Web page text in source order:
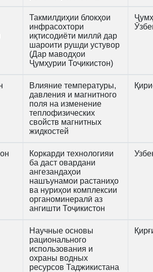
Такмилдиҳии блокҳои
инфрасохтори
иқтисодиёти миллӣ дар
шароити рушди устувор
(Дар маводҳои
Ҷумҳурии Тоҷикистон)
Влияние температуры,
давления и магнитного
поля на изменение
теплофизических
свойств магнитных
жидкостей
Коркарди технологияи
ба даст овардани
ангезандаҳои
нашъунамои растаниҳо
ва нуриҳои комплексии
органоминералӣ аз
ангишти Тоҷикистон
Научные основы
рационального
использования и
охраны водных
ресурсов Таджикистана